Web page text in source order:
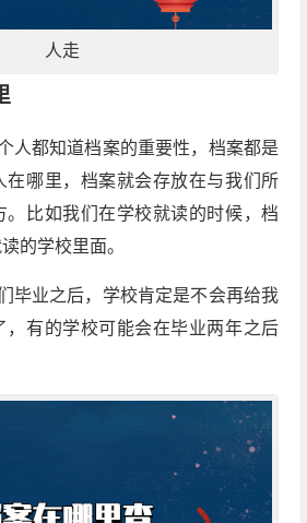
人走
人都知道档案的重要性，档案都是
在哪里，档案就会存放在与我们所
。比如我们在学校就读的时候，档
的学校里面。
毕业之后，学校肯定是不会再给我
，有的学校可能会在毕业两年之后